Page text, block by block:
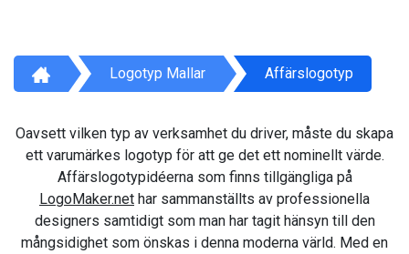
Logotyp Mallar Affärslogotyp
Oavsett vilken typ av verksamhet du driver, måste du skapa
ett varumärkes logotyp för att ge det ett nominellt värde.
Affärslogotypidéerna som finns tillgängliga på
LogoMaker.net har sammanställts av professionella
designers samtidigt som man har tagit hänsyn till den
mångsidighet som önskas i denna moderna värld. Med en